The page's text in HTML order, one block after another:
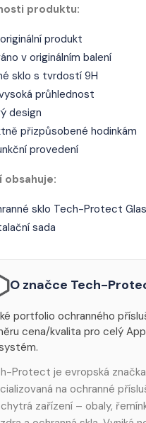
produktu:
produkt
v originálním balení
sklo s tvrdostí 9H
průhlednost
design
přizpůsobené hodinkám
provedení
obsahuje:
sklo Tech-Protect
sada
O značce Tech-
portfolio ochranného
cena/kvalita pro celý
Protect je evropská značka
na ochranné
zařízení – obaly,